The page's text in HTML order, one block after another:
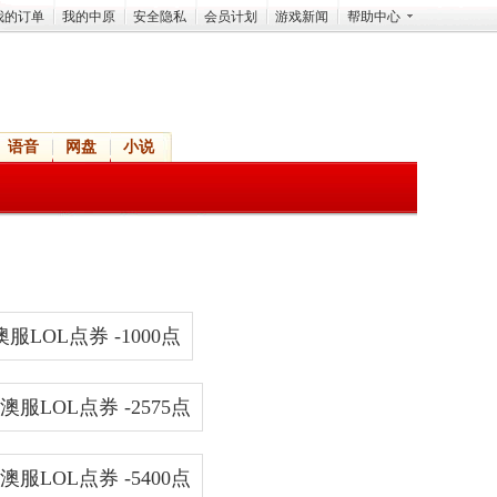
的订单 我的中原 安全隐私 会员计划 游戏新闻 帮助中心
语音 网盘 小说
服LOL点券 -1000点
澳服LOL点券 -2575点
澳服LOL点券 -5400点